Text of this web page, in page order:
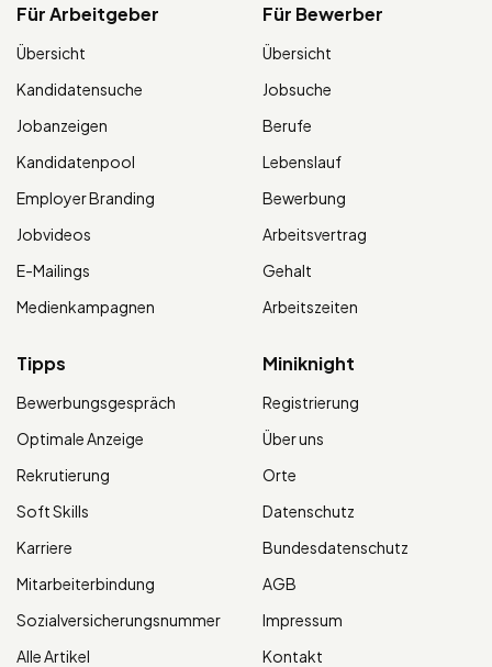
Für Arbeitgeber
Übersicht
Kandidatensuche
Jobanzeigen
Kandidatenpool
Employer Branding
Jobvideos
E-Mailings
Medienkampagnen
Für Bewerber
Übersicht
Jobsuche
Berufe
Lebenslauf
Bewerbung
Arbeitsvertrag
Gehalt
Arbeitszeiten
Tipps
Bewerbungsgespräch
Optimale Anzeige
Rekrutierung
Soft Skills
Karriere
Mitarbeiterbindung
Sozialversicherungsnummer
Alle Artikel
Miniknight
Registrierung
Über uns
Orte
Datenschutz
Bundesdatenschutz
AGB
Impressum
Kontakt